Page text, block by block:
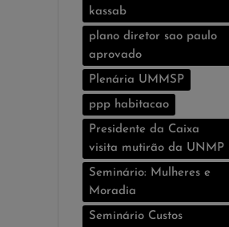
kassab
plano diretor sao paulo
aprovado
Plenária UMMSP
ppp habitacao
Presidente da Caixa
visita mutirão da UNMP
Seminário: Mulheres e
Moradia
Seminário Custos